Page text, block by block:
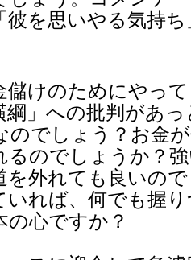
彼を思いやる気持
儲けのためにやっ
綱」への批判があ
のでしょう？お金
るのでしょうか？
を外れても良いの
いれば、何でも握
心ですか？